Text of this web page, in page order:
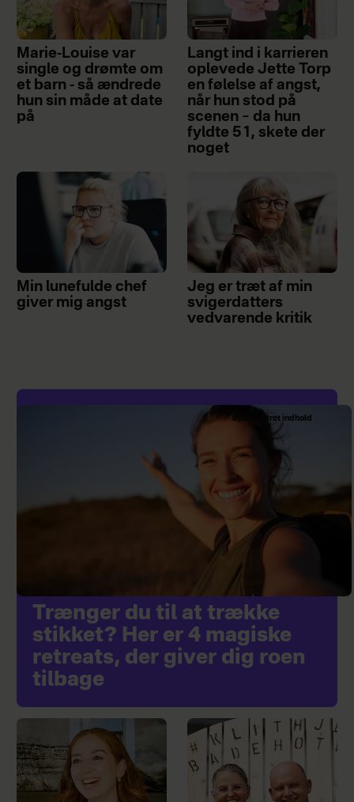
Marie-Louise var
single og drømte om
et barn - så ændrede
hun sin måde at date
på
Langt ind i karrieren
oplevede Jette Torp
en følelse af angst,
når hun stod på
scenen – da hun
fyldte 51, skete der
noget
Min lunefulde chef
giver mig angst
Jeg er træt af min
svigerdatters
vedvarende kritik
Sponsoreret indhold
Trænger du til at trække
stikket? Her er 4 magiske
retreats, der giver dig roen
tilbage